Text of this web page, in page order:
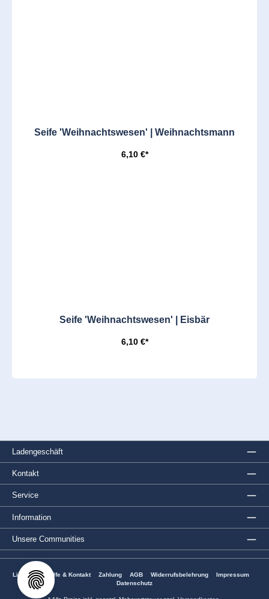
Seife 'Weihnachtswesen' | Weihnachtsmann
6,10 €*
Seife 'Weihnachtswesen' | Eisbär
6,10 €*
Ladengeschäft
Service
Information
Kontakt
Unsere Communities
Lieferung Hilfe & Kontakt Zahlung AGB Widerrufsbelehrung
Impressum
Datenschutz